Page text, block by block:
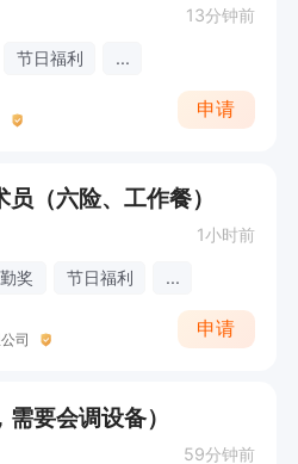
13分钟前
节日福利 ...
申请
（六险、工作餐）
1小时前
奖 节日福利 ...
司
申请
要会调设备）
59分钟前